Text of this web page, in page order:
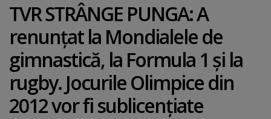
TVR STRÂNGE PUNGA: A
renunţat la Mondialele de
gimnastică, la Formula 1 şi la
rugby. Jocurile Olimpice din
2012 vor fi sublicenţiate